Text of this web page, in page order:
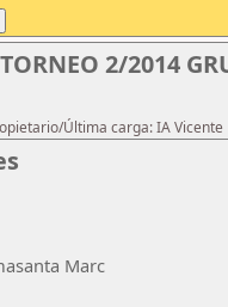
2/2014
Última carga: IA Vicente
Marc